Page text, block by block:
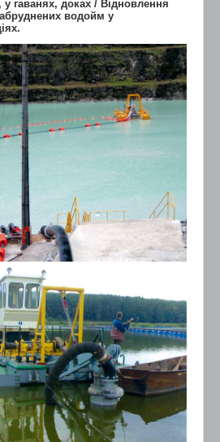
у гаванях, доках / Відновлення
водойм у